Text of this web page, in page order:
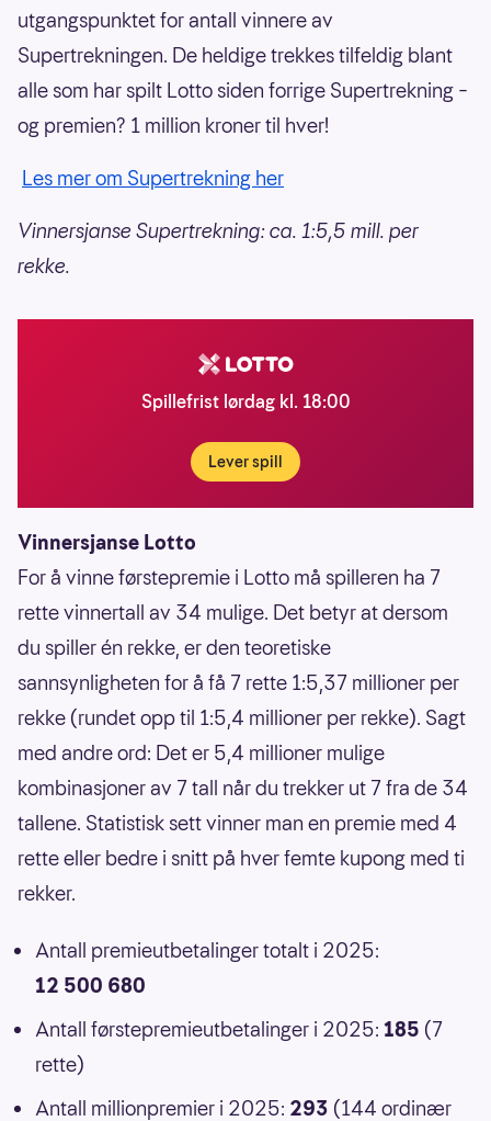
utgangspunktet for antall vinnere av
Supertrekningen. De heldige trekkes tilfeldig blant
alle som har spilt Lotto siden forrige Supertrekning –
og premien? 1 million kroner til hver!
Les mer om Supertrekning her
Vinnersjanse Supertrekning: ca. 1:5,5 mill. per
rekke.
Spillefrist lørdag kl. 18:00
Lever spill
Vinnersjanse Lotto
For å vinne førstepremie i Lotto må spilleren ha 7
rette vinnertall av 34 mulige. Det betyr at dersom
du spiller én rekke, er den teoretiske
sannsynligheten for å få 7 rette 1:5,37 millioner per
rekke (rundet opp til 1:5,4 millioner per rekke). Sagt
med andre ord: Det er 5,4 millioner mulige
kombinasjoner av 7 tall når du trekker ut 7 fra de 34
tallene. Statistisk sett vinner man en premie med 4
rette eller bedre i snitt på hver femte kupong med ti
rekker.
Antall premieutbetalinger totalt i 2025:
12 500 680
Antall førstepremieutbetalinger i 2025: 185 (7
rette)
Antall millionpremier i 2025: 293 (144 ordinær